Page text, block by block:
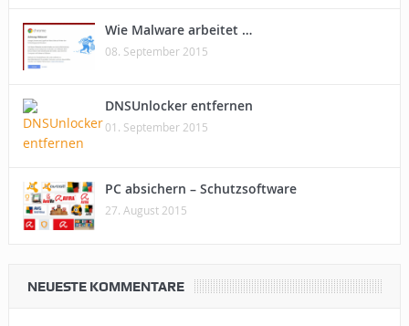
Wie Malware arbeitet …
08. September 2015
DNSUnlocker entfernen
01. September 2015
PC absichern – Schutzsoftware
27. August 2015
NEUESTE KOMMENTARE